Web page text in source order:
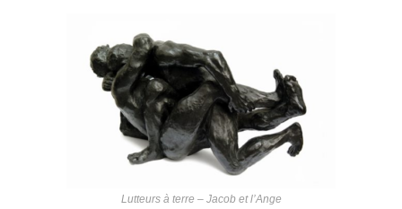
Lutteurs à terre – Jacob et l’Ange